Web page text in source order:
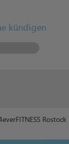
kündigen
Rostock